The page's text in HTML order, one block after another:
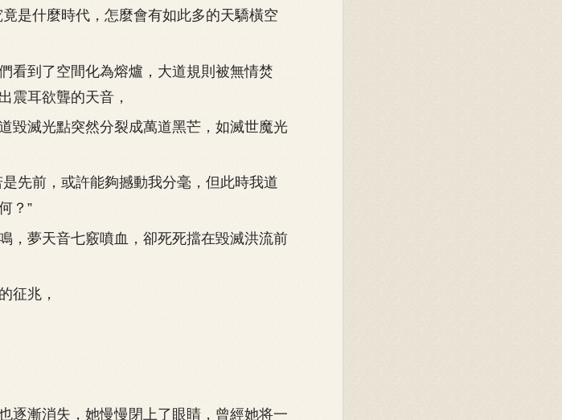
什麼時代，怎麼會有如此多的天驕橫空
到了空間化為熔爐，大道規則被無情焚
震耳欲聾的天音，
滅光點突然分裂成萬道黑芒，如滅世魔光
前，或許能夠撼動我分毫，但此時我道
？”
夢天音七竅噴血，卻死死擋在毀滅洪流前
征兆，
漸消失，她慢慢閉上了眼睛，曾經她将一